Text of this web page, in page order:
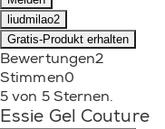
liudmilao2
Gratis-Produkt erhalten
Bewertungen2
Stimmen0
5 von 5 Sternen.
Essie Gel Couture